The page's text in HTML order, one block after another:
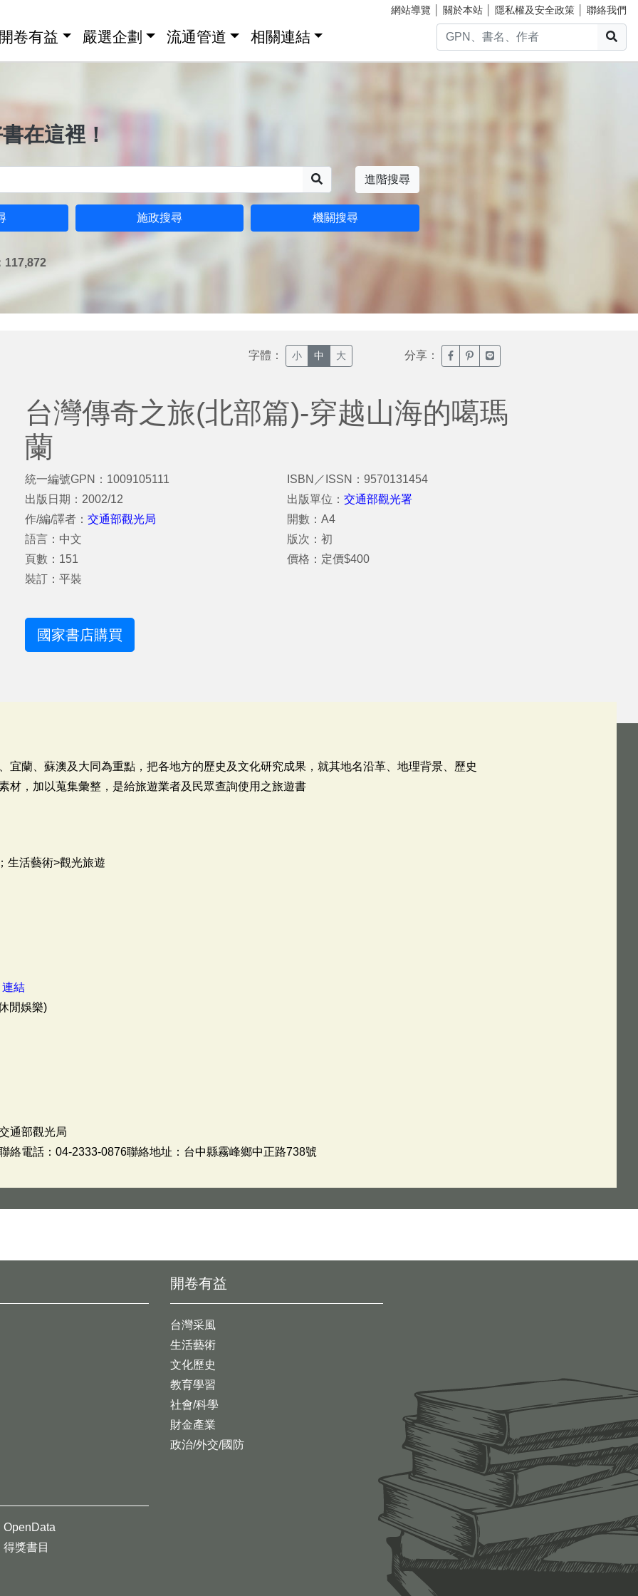
網站導覽 關於本站 隱私權及安全政策 聯絡我們
卷有益 嚴選企劃 流通管道 相關連結
在這裡！
進階搜尋
施政搜尋 機關搜尋
117,872
字體： 小 中 大 分享： 臉書分享(另開新視窗)
噗浪分享(另開新視窗)
Line分享(另開新視窗)
台灣傳奇之旅(北部篇)-穿越山海的噶瑪
蘭
統一編號GPN：1009105111
出版日期：2002/12
作/編/譯者： 交通部觀光局
語言：中文
頁數：151
裝訂：平裝
ISBN／ISSN：9570131454
出版單位：交通部觀光署
開數：A4
版次：初
價格：定價$400
國家書店購買
宜蘭、蘇澳及大同為重點，把各地方的歷史及文化研究成果，就其地名沿革、地理背景、歷史
材，加以蒐集彙整，是給旅遊業者及民眾查詢使用之旅遊書
生活藝術>觀光旅遊
連結
閒娛樂)
通部觀光局
絡電話：04-2333-0876聯絡地址：台中縣霧峰鄉中正路738號
開卷有益
台灣采風
生活藝術
文化歷史
教育學習
社會/科學
財金產業
政治/外交/國防
OpenData
得獎書目